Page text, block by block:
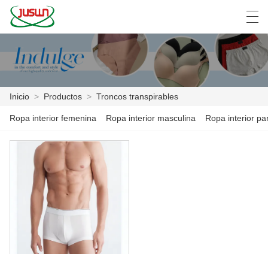
INICIO
PRODUCTOS
NOTICIAS
CASO
LA FÁBRICA
CONTÁCTENOS
Deutsch English Español
Inicio > Productos > Troncos transpirables
Ropa interior femenina Ropa interior masculina Ropa interior